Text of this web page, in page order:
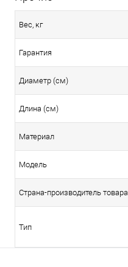
Вес, кг
Гарантия
Диаметр (см)
Длина (см)
Материал
Модель
Страна-производитель товара
Тип